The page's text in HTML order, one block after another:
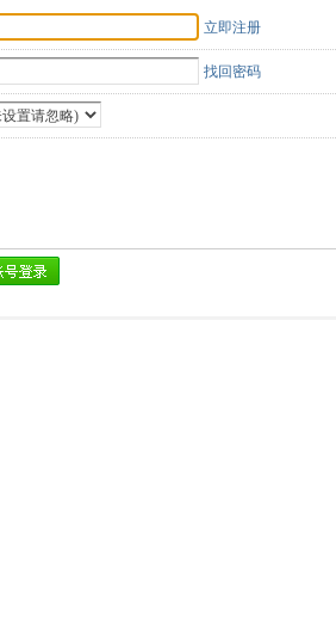
立即注册
找回密码